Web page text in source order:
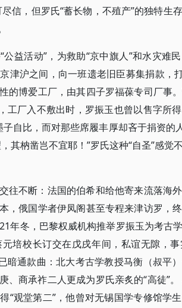
信，但罗氏“蓄长物，不殖产”的独特生
益活动”，为救助“京中旗人”和水灾难
津沪之间，向一班遗老旧臣募集捐款，
的博爱工厂，由其四子罗福葆专司厂事
工厂入不敷出时，罗振玉也曾以售字所
子自比，而对那些席履丰厚却吝于捐资的
其枘凿岂不宜耶！”罗氏这种“自圣”感觉
往不断：法国的伯希和给他寄来流落海
，俄国学者伊凤阁甚至专程来津访罗，
年冬，巴黎权威机构推举罗振玉为考古
培校长订交在戊戌年间，私谊无隙，
暗通款曲：北大考古学教授马衡（叔平
、商承祚二人更成为罗氏亲炙的“高徒”。
“观堂第二”，他曾对无锡国学专修馆学